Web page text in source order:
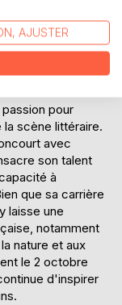
de Lorraine,
les plus
avant de
pour
scène littéraire.
avec
son talent
à
que sa carrière
laisse une
notamment
nature et aux
le 2 octobre
d'inspirer
AJUSTER